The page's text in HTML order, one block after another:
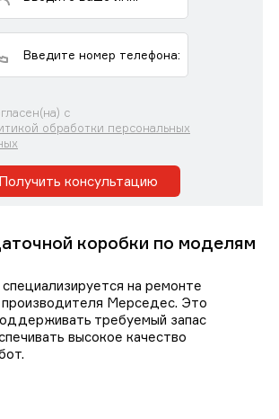
с
обработки персональных
Получить консультацию
коробки по моделям
на ремонте
Мерседес. Это
требуемый запас
высокое качество